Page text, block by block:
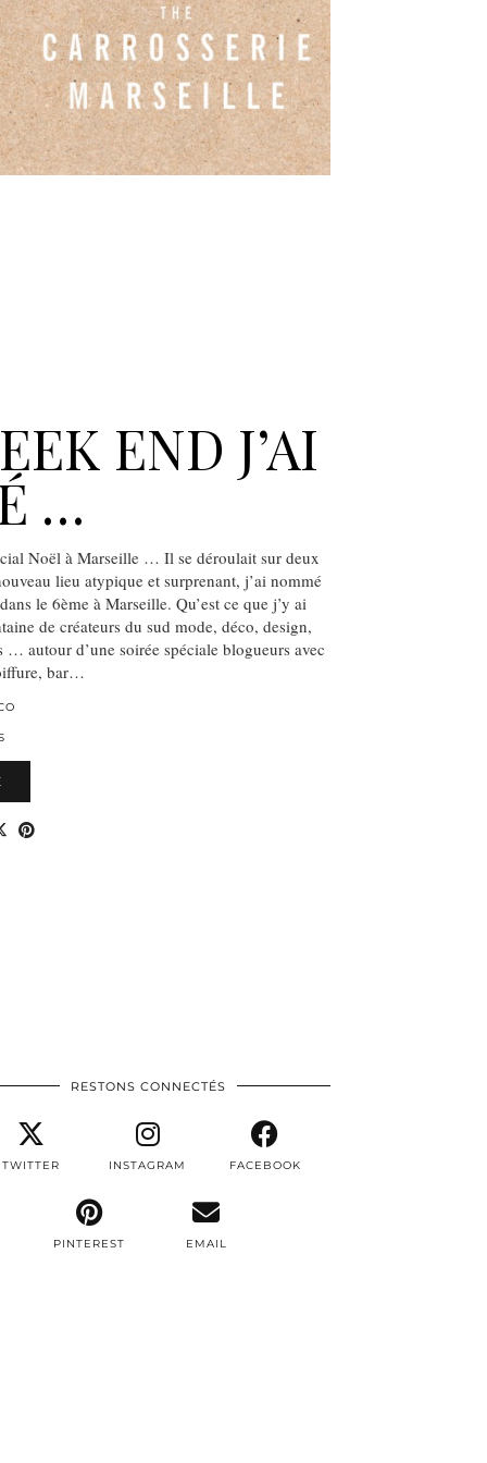
END J’AI
…
Noël à Marseille … Il se déroulait sur deux
lieu atypique et surprenant, j’ai nommé
le 6ème à Marseille. Qu’est ce que j’y ai
de créateurs du sud mode, déco, design,
… autour d’une soirée spéciale blogueurs avec
bar…
RESTONS CONNECTÉS
TWITTER INSTAGRAM FACEBOOK
PINTEREST EMAIL